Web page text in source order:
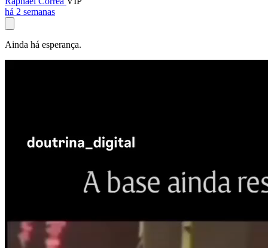
há 2 semanas
Ainda há esperança.